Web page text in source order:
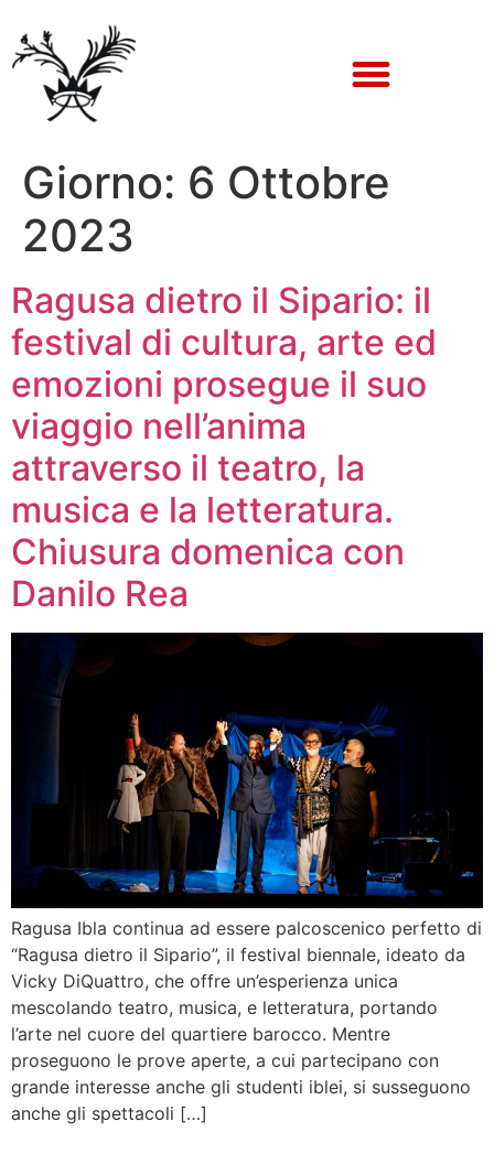
Giorno: 6 Ottobre
2023
Ragusa dietro il Sipario: il
festival di cultura, arte ed
emozioni prosegue il suo
viaggio nell’anima
attraverso il teatro, la
musica e la letteratura.
Chiusura domenica con
Danilo Rea
Ragusa Ibla continua ad essere palcoscenico perfetto di
“Ragusa dietro il Sipario”, il festival biennale, ideato da
Vicky DiQuattro, che offre un’esperienza unica
mescolando teatro, musica, e letteratura, portando
l’arte nel cuore del quartiere barocco. Mentre
proseguono le prove aperte, a cui partecipano con
grande interesse anche gli studenti iblei, si susseguono
anche gli spettacoli […]